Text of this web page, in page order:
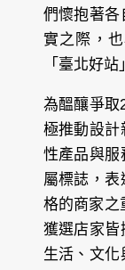
們懷抱著各
實之際，
「臺北好站
為醞釀爭取
極推動設計
性產品與服
屬標誌，
格的商家之
獲選店家皆
生活、文